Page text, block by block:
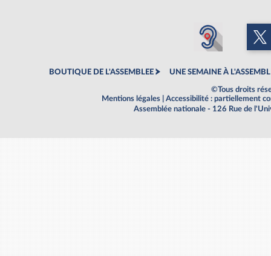
BOUTIQUE DE L'ASSEMBLEE UNE SEMAINE À
©Tous droits
Mentions légales
Accessibilité : partiellement
Assemblée nationale - 126 Rue de